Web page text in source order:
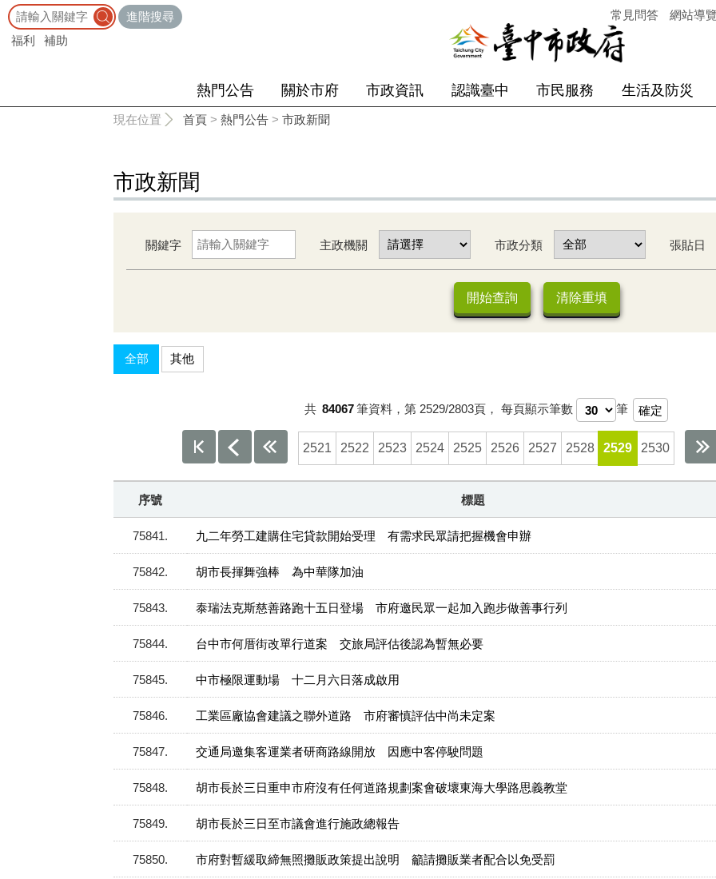
進階搜尋
福利
補助
常見問答 網站導
熱門公告 關於市府 市政資訊 認識臺中 市民服務 生活及防災
現在位置 首頁 > 熱門公告 > 市政新聞
市政新聞
關鍵字 主政機關 市政分類 張貼日
全部 其他
共 84067筆資料，第 2529/2803頁， 每頁顯示筆數 筆
2521 2522 2523 2524 2525 2526 2527 2528 2529 2530
序號 標題
75841 九二年勞工建購住宅貸款開始受理 有需求民眾請把握機會申辦
75842 胡市長揮舞強棒 為中華隊加油
75843 泰瑞法克斯慈善路跑十五日登場 市府邀民眾一起加入跑步做善事行列
75844 台中市何厝街改單行道案 交旅局評估後認為暫無必要
75845 中市極限運動場 十二月六日落成啟用
75846 工業區廠協會建議之聯外道路 市府審慎評估中尚未定案
75847 交通局邀集客運業者研商路線開放 因應中客停駛問題
75848 胡市長於三日重申市府沒有任何道路規劃案會破壞東海大學路思義教堂
75849 胡市長於三日至市議會進行施政總報告
75850 市府對暫緩取締無照攤販政策提出說明 籲請攤販業者配合以免受罰